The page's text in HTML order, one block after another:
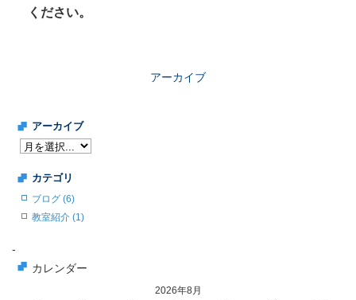
ください。
アーカイブ
アーカイブ
カテゴリ
ブログ (6)
教室紹介 (1)
-
カレンダー
2026年8月